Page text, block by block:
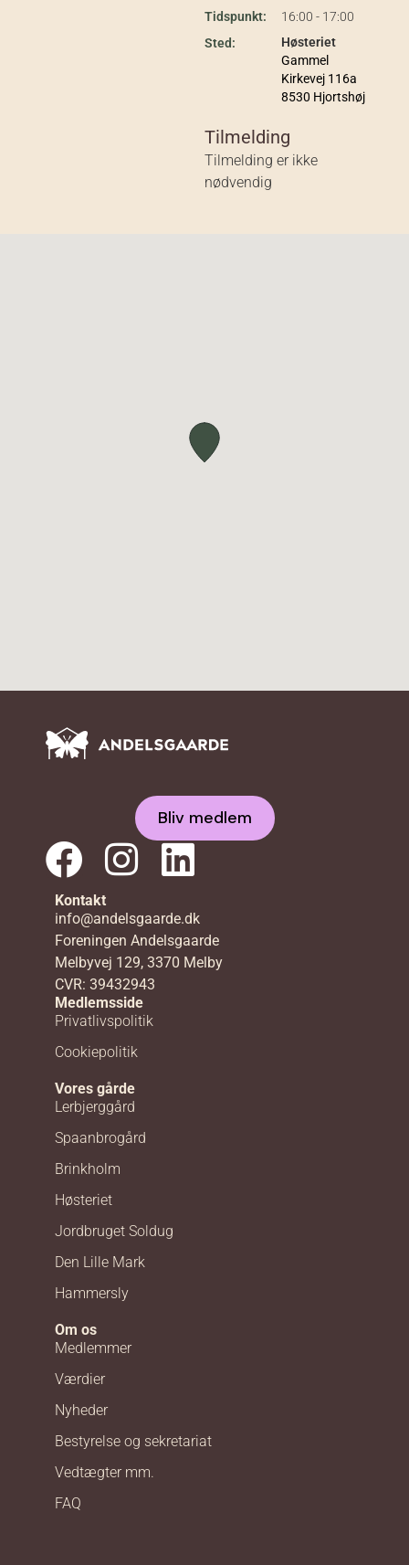
Tidspunkt:
16:00 - 17:00
Sted:
Høsteriet
Gammel
Kirkevej 116a
8530 Hjortshøj
Tilmelding
Tilmelding er ikke
nødvendig
Bliv medlem
Kontakt
info@andelsgaarde.dk
Foreningen Andelsgaarde
Melbyvej 129, 3370 Melby
CVR: 39432943
Medlemsside
Privatlivspolitik
Cookiepolitik
Vores gårde
Lerbjerggård
Spaanbrogård
Brinkholm
Høsteriet
Jordbruget Soldug
Den Lille Mark
Hammersly
Om os
Medlemmer
Værdier
Nyheder
Bestyrelse og sekretariat
Vedtægter mm.
FAQ